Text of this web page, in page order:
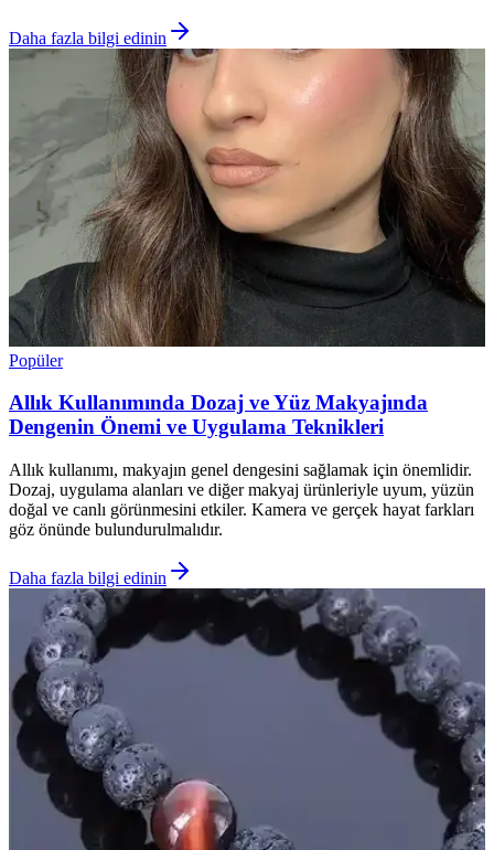
Daha fazla bilgi edinin
Popüler
Allık Kullanımında Dozaj ve Yüz Makyajında
Dengenin Önemi ve Uygulama Teknikleri
Allık kullanımı, makyajın genel dengesini sağlamak için önemlidir.
Dozaj, uygulama alanları ve diğer makyaj ürünleriyle uyum, yüzün
doğal ve canlı görünmesini etkiler. Kamera ve gerçek hayat farkları
göz önünde bulundurulmalıdır.
Daha fazla bilgi edinin